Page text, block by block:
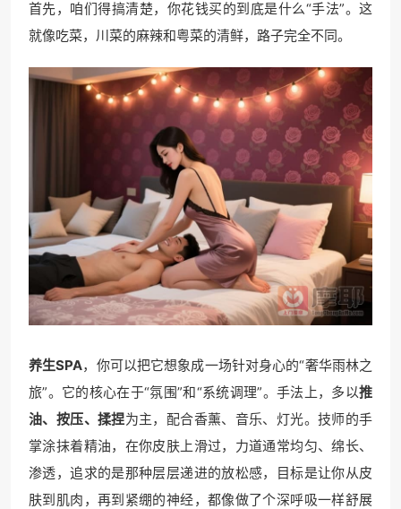
首先，咱们得搞清楚，你花钱买的到底是什么“手法”。这
就像吃菜，川菜的麻辣和粤菜的清鲜，路子完全不同。
养生SPA，你可以把它想象成一场针对身心的“奢华雨林之
旅”。它的核心在于“氛围”和“系统调理”。手法上，多以推
油、按压、揉捏为主，配合香薰、音乐、灯光。技师的手
掌涂抹着精油，在你皮肤上滑过，力道通常均匀、绵长、
渗透，追求的是那种层层递进的放松感，目标是让你从皮
肤到肌肉，再到紧绷的神经，都像做了个深呼吸一样舒展